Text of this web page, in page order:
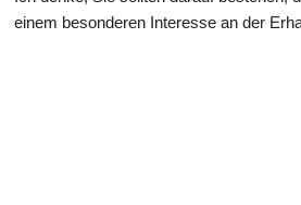
einem besonderen Interesse an der